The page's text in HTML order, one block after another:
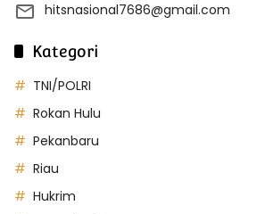
hitsnasional7686@gmail.com
Kategori
TNI/POLRI
Rokan Hulu
Pekanbaru
Riau
Hukrim